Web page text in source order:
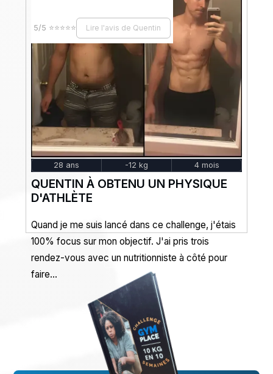
28 ans -12 kg 4 mois
QUENTIN À OBTENU UN PHYSIQUE
D'ATHLÈTE
Quand je me suis lancé dans ce challenge, j'étais
100% focus sur mon objectif. J'ai pris trois
rendez-vous avec un nutritionniste à côté pour
faire...
5/5 ⭐⭐⭐⭐⭐ Lire l'avis de Quentin
Suivant